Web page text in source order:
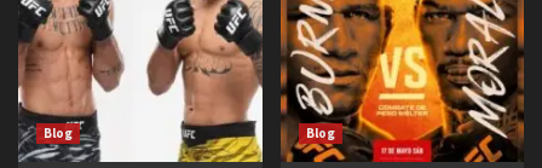
Blog Blog